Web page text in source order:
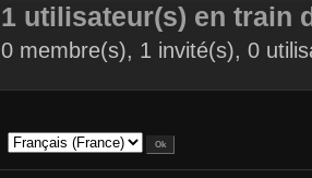
1 utilisateur(s) en train
0 membre(s), 1 invité(s), 0